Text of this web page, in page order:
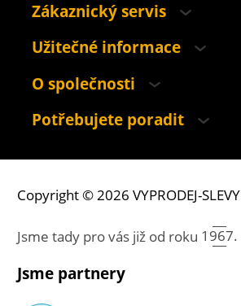
Zákaznický servis
Užitečné informace
O společnosti
Potřebujete poradit
Copyright © 2026 VYPRODEJ-SLEVY
Jsme tady pro vás již od roku 1967.
Jsme partnery